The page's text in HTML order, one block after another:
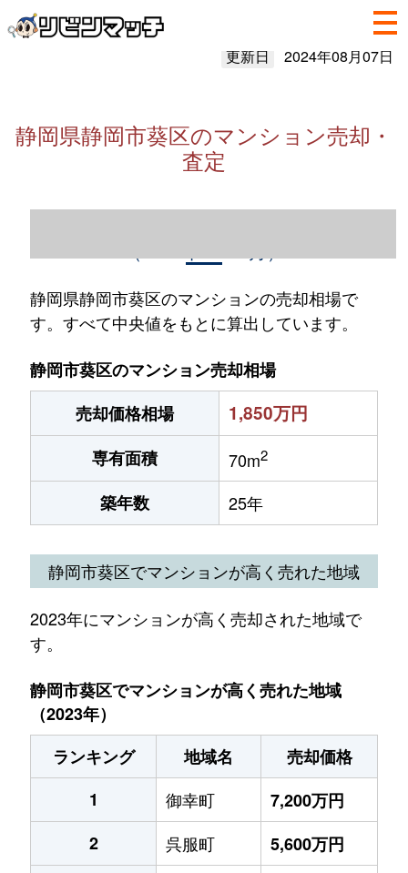
更新日 2024年08月07日
静岡県静岡市葵区のマンション売却・
査定
静岡県静岡市葵区のマンションの売却相場で
す。すべて中央値をもとに算出しています。
静岡市葵区のマンション売却相場
売却価格相場
1,850万円
専有面積 70m2
築年数 25年
静岡市葵区でマンションが高く売れた地域
2023年にマンションが高く売却された地域で
す。
静岡市葵区でマンションが高く売れた地域
（2023年）
ランキング
地域名
売却価格
1
御幸町
7,200万円
2
呉服町
5,600万円